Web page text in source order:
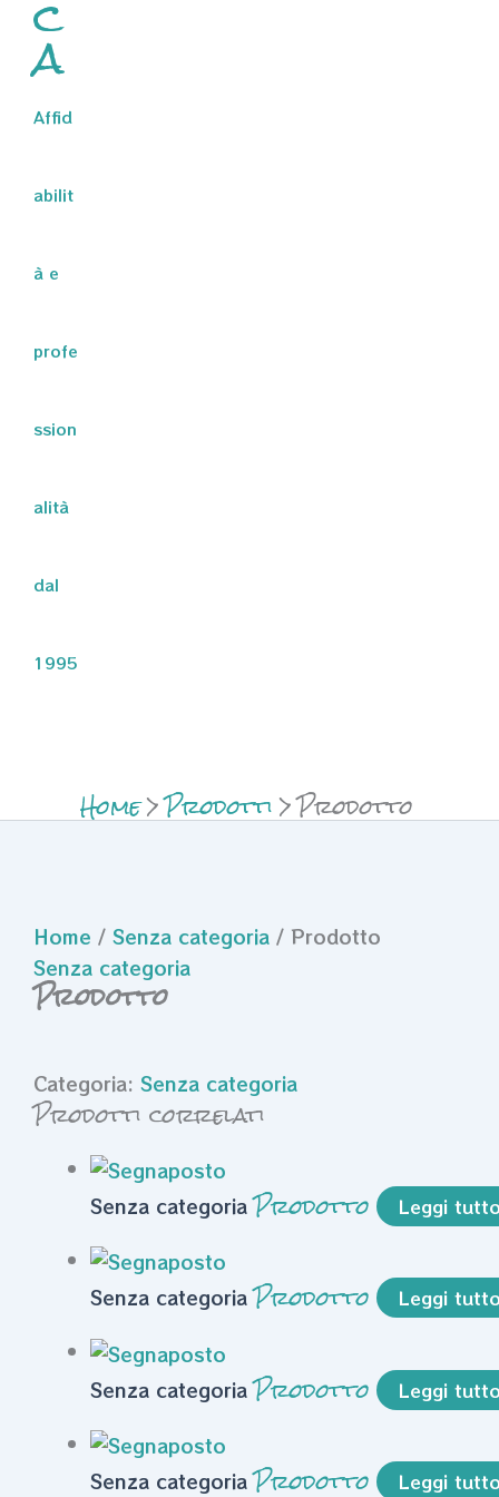
a
Affid
abilit
à e
profe
ssion
alità
dal
1995
Home Prodotti Prodotto
Home / Senza categoria / Prodotto
Senza categoria
Prodotto
Categoria: Senza categoria
Prodotti correlati
Senza categoriaProdotto Leggi tutto
Senza categoriaProdotto Leggi tutto
Senza categoriaProdotto Leggi tutto
Senza categoriaProdotto Leggi tutto